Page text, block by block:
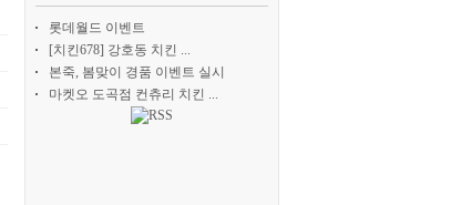
롯데월드 이벤트
[치킨678] 강호동 치킨 ...
본죽, 봄맞이 경품 이벤트 실시
마켓오 도곡점 컨츄리 치킨 ...